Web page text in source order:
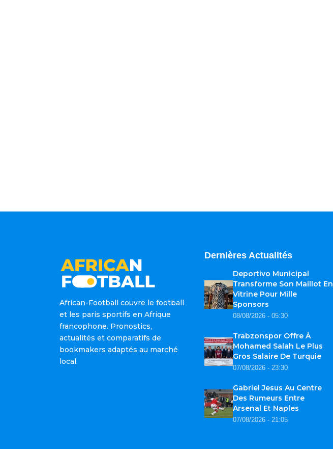
African-Football couvre le football
et les paris sportifs en Afrique
francophone. Pronostics,
actualités et comparatifs de
bookmakers adaptés au marché
local.
Dernières Actualités
Deportivo Municipal
Transforme Son Maillot En
Vitrine Pour Mille
Sponsors
08/08/2026 - 05:30
Trabzonspor Offre À
Mohamed Salah Le Plus
Gros Salaire De Turquie
07/08/2026 - 23:30
Gabriel Jesus Au Centre
Des Rumeurs Entre
Arsenal Et Naples
07/08/2026 - 21:05